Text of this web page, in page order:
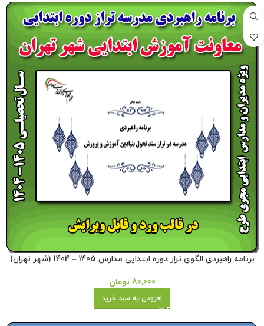
برنامه راهبردی الگوی تراز دوره ابتدایی مدارس 1405 – 1404 (شهر تهران)
80,000 تومان
افزودن به سبد خرید